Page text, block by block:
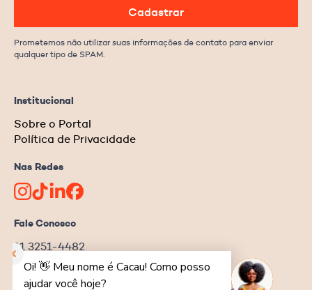
Institucional
Sobre o Portal
Política de Privacidade
Nas Redes
Fale Conosco
11 3251-4482
redacao@ongnews.com.br
Rua Manoel da Nóbrega, 354 – cj.32
Cadastrar
Prometemos não utilizar suas informações de contato para enviar
qualquer tipo de SPAM.